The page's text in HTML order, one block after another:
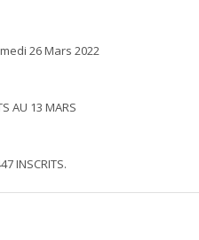
26 Mars 2022
AU 13 MARS
INSCRITS.